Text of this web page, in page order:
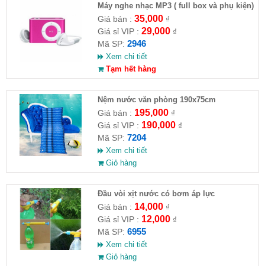
Máy nghe nhạc MP3 ( full box và phụ kiện)
Giá bán : 35,000₫
Giá sỉ VIP : 29,000₫
Mã SP: 2946
Xem chi tiết
Tạm hết hàng
Nệm nước văn phòng 190x75cm
Giá bán : 195,000₫
Giá sỉ VIP : 190,000₫
Mã SP: 7204
Xem chi tiết
Giỏ hàng
Đầu vòi xịt nước có bơm áp lực
Giá bán : 14,000₫
Giá sỉ VIP : 12,000₫
Mã SP: 6955
Xem chi tiết
Giỏ hàng